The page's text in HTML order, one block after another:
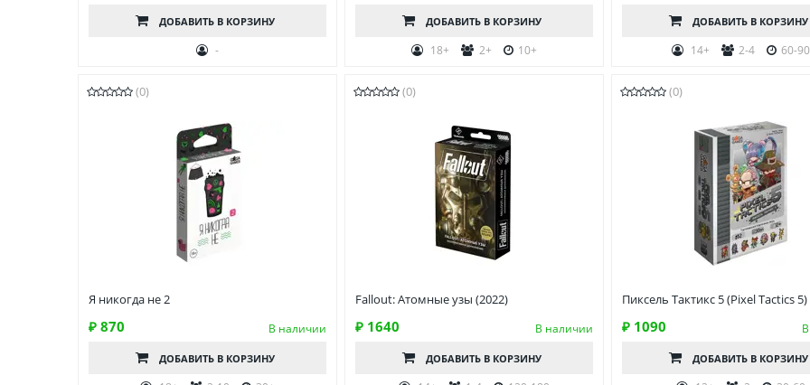
ДОБАВИТЬ В КОРЗИНУ
-
ДОБАВИТЬ В КОРЗИНУ
18+ 2+ 10+
ДОБАВИТЬ В КОРЗИНУ
14+ 2-4 60-90
(0)
Я никогда не 2
₽ 870 В наличии
ДОБАВИТЬ В КОРЗИНУ
(0)
Fallout: Атомные узы (2022)
₽ 1640 В наличии
ДОБАВИТЬ В КОРЗИНУ
(0)
Пиксель Тактикс 5 (Pixel Tactics 5)
₽ 1090
ДОБАВИТЬ В КОРЗИНУ